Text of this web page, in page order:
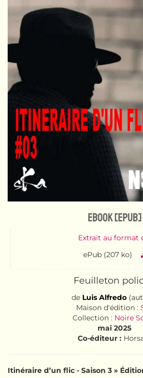
eBook [ePub]
Extrait au format
ePub (207 ko)
Feuilleton
de Luis Alfredo
Maison d'édition :
Collection : Noire
mai 2025
Co-éditeur :
Itinéraire d’un flic - Saison 3 »